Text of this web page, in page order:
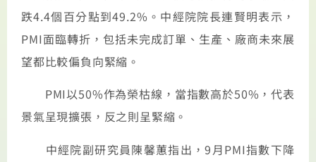
跌4.4個百分點到49.2%。中經院院長連賢明表示，
PMI面臨轉折，包括未完成訂單、生產、廠商未來展
望都比較偏負向緊縮。
PMI以50%作為榮枯線，當指數高於50%，代表
景氣呈現擴張，反之則呈緊縮。
中經院副研究員陳馨蕙指出，9月PMI指數下降